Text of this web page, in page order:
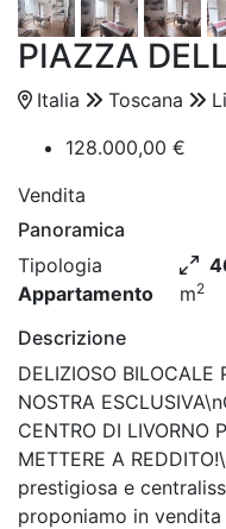
PIAZZA
Italia Toscana
128.000,00 €
Vendita
Panoramica
Tipologia
Appartamento
m2
Descrizione
DELIZIOSO BILOCALE
NOSTRA
CENTRO DI LIVORNO
METTERE A
prestigiosa e
proponiamo in